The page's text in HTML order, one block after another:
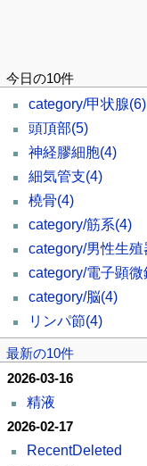
今日の10件
category/甲状腺(6)
頭頂部(5)
神経膠細胞(4)
細気管支(4)
橈骨(4)
category/筋系(4)
category/男性生殖
category/電子顕
category/脳(4)
リンパ節(4)
最新の10件
2026-03-16
精液
2026-02-17
RecentDeleted